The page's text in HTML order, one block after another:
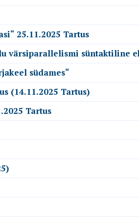
25.11.2025 Tartus
värsiparallelismi süntaktiline
südames“
(14.11.2025 Tartus)
Tartus